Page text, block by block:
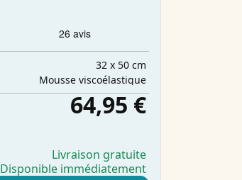
32 x 50 cm
Mousse viscoélastique
64,95 €
Livraison gratuite
Disponible immédiatement